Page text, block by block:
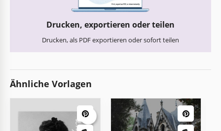
Drucken, exportieren oder teilen
Drucken, als PDF exportieren oder sofort teilen
Ähnliche Vorlagen